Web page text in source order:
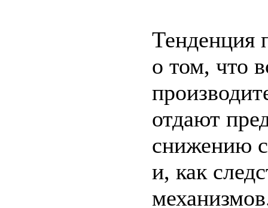
Тенденция
о том, что
отдают
снижению
и, как